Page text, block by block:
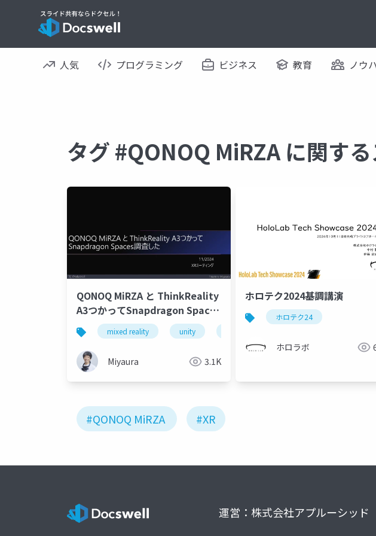
人気 プログラミング ビジネス 教育 ノウ
タグ #QONOQ MiRZA に関す
QONOQ MiRZA と ThinkReality
A3つかってSnapdragon Spaces
調査したmixed reality unity
Miyaura 3.1K
ホロテク2024基調講演
ホロテク24
ホロラボ
#QONOQ MiRZA #XR
運営：株式会社アプルーシッド